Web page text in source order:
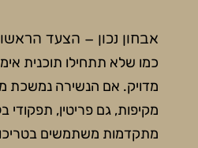
אבחון נכון – הצעד
כמו שלא תתחילו תוכנית
מדויק. אם הנשירה נמשכת
מקיפות, גם פריטין, תפקודי
מתקדמות משתמשים